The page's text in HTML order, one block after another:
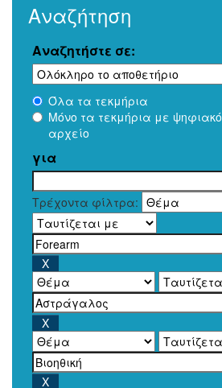
Αναζήτηση
Αναζητήστε σε:
Όλα τα τεκμήρια
Μόνο τα τεκμήρια με ψηφιακό
αρχείο
για
Τρέχοντα φίλτρα: